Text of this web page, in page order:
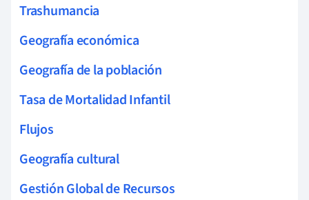
Trashumancia
Geografía económica
Geografía de la población
Tasa de Mortalidad Infantil
Flujos
Geografía cultural
Gestión Global de Recursos